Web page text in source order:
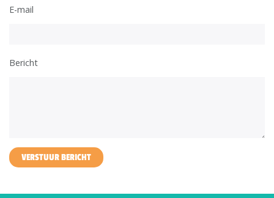
E-mail
Bericht
VERSTUUR BERICHT